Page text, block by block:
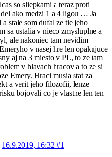
so sliepkami a teraz proti
ako medzi 1 a 4 ligou … Ja
stale som dufal ze tie jeho
sa ustalia v nieco zmysluplne a
ale nakoniec tam nevidim
v nasej hre len opakujuce
aj na 3 miesto v PL, to ze tam
v hlavach hracov a to ze si
Emery. Hraci musia stat za
a verit jeho filozofii, lenze
bojovali co je vlastne len ten
16.9.2019, 16:32 #1